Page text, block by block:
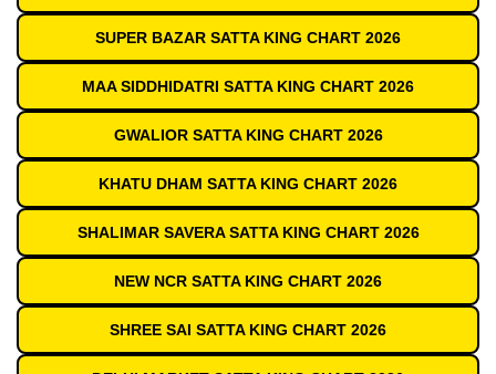
SUPER BAZAR SATTA KING CHART 2026
MAA SIDDHIDATRI SATTA KING CHART 2026
GWALIOR SATTA KING CHART 2026
KHATU DHAM SATTA KING CHART 2026
SHALIMAR SAVERA SATTA KING CHART 2026
NEW NCR SATTA KING CHART 2026
SHREE SAI SATTA KING CHART 2026